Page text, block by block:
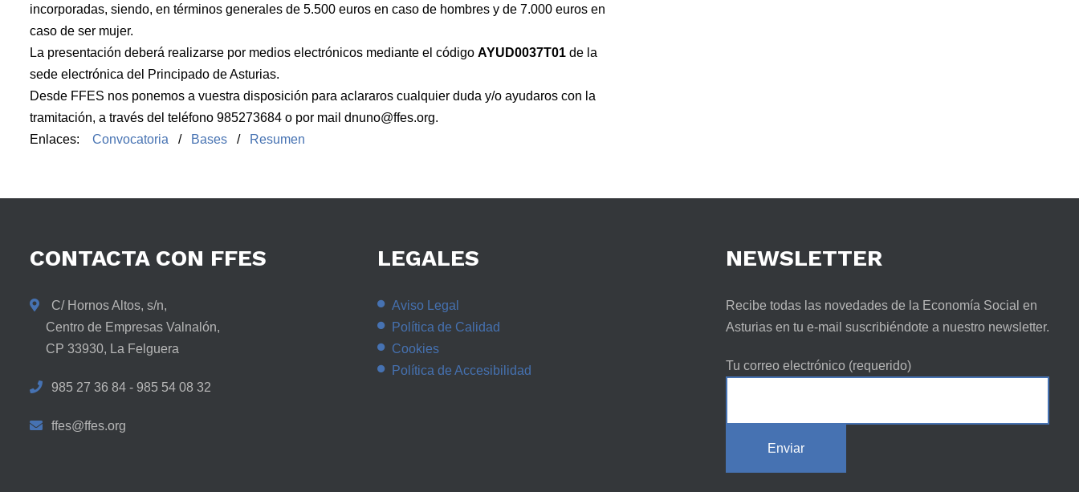
incorporadas, siendo, en términos generales de 5.500 euros en caso de hombres y de 7.000 euros en
caso de ser mujer.
La presentación deberá realizarse por medios electrónicos mediante el código AYUD0037T01 de la
sede electrónica del Principado de Asturias.
Desde FFES nos ponemos a vuestra disposición para aclararos cualquier duda y/o ayudaros con la
tramitación, a través del teléfono 985273684 o por mail dnuno@ffes.org.
Enlaces: Convocatoria / Bases / Resumen
CONTACTA CON FFES
C/ Hornos Altos, s/n,
Centro de Empresas Valnalón,
CP 33930, La Felguera
985 27 36 84 - 985 54 08 32
ffes@ffes.org
LEGALES
Aviso Legal
Política de Calidad
Cookies
Política de Accesibilidad
NEWSLETTER
Recibe todas las novedades de la Economía Social en
Asturias en tu e-mail suscribiéndote a nuestro newsletter.
Tu correo electrónico (requerido)